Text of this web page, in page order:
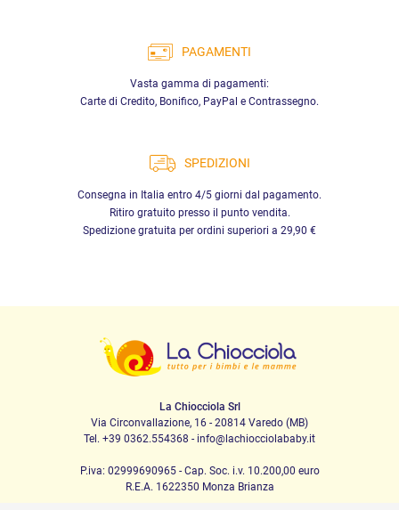
PAGAMENTI
Vasta gamma di pagamenti:
Carte di Credito, Bonifico, PayPal e Contrassegno.
SPEDIZIONI
Consegna in Italia entro 4/5 giorni dal pagamento.
Ritiro gratuito presso il punto vendita.
Spedizione gratuita per ordini superiori a 29,90 €
La Chiocciola Srl
Via Circonvallazione, 16 - 20814 Varedo (MB)
Tel. +39 0362.554368 - info@lachiocciolababy.it
P.iva: 02999690965 - Cap. Soc. i.v. 10.200,00 euro
R.E.A. 1622350 Monza Brianza